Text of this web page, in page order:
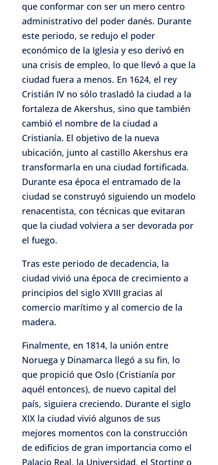
que conformar con ser un mero centro
administrativo del poder danés. Durante
este periodo, se redujo el poder
económico de la Iglesia y eso derivó en
una crisis de empleo, lo que llevó a que la
ciudad fuera a menos. En 1624, el rey
Cristián IV no sólo trasladó la ciudad a la
fortaleza de Akershus, sino que también
cambió el nombre de la ciudad a
Cristianía. El objetivo de la nueva
ubicación, junto al castillo Akershus era
transformarla en una ciudad fortificada.
Durante esa época el entramado de la
ciudad se construyó siguiendo un modelo
renacentista, con técnicas que evitaran
que la ciudad volviera a ser devorada por
el fuego.
Tras este periodo de decadencia, la
ciudad vivió una época de crecimiento a
principios del siglo XVIII gracias al
comercio marítimo y al comercio de la
madera.
Finalmente, en 1814, la unión entre
Noruega y Dinamarca llegó a su fin, lo
que propició que Oslo (Cristianía por
aquél entonces), de nuevo capital del
país, siguiera creciendo. Durante el siglo
XIX la ciudad vivió algunos de sus
mejores momentos con la construcción
de edificios de gran importancia como el
Palacio Real, la Universidad, el Storting o